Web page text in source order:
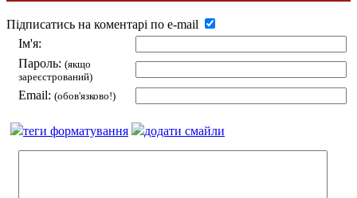
Підписатись на коментарі по e-mail
Ім'я:
Пароль: (якщо
зареєстрований)
Email: (обов'язково!)
теги форматування додати смайли